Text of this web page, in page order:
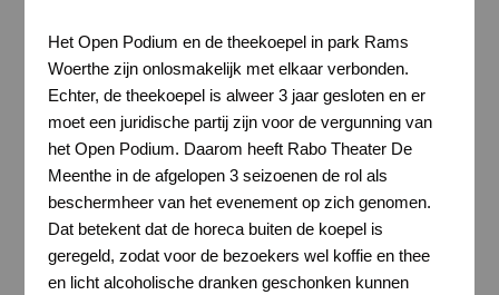
Het Open Podium en de theekoepel in park Rams
Woerthe zijn onlosmakelijk met elkaar verbonden.
Echter, de theekoepel is alweer 3 jaar gesloten en er
moet een juridische partij zijn voor de vergunning van
het Open Podium. Daarom heeft Rabo Theater De
Meenthe in de afgelopen 3 seizoenen de rol als
beschermheer van het evenement op zich genomen.
Dat betekent dat de horeca buiten de koepel is
geregeld, zodat voor de bezoekers wel koffie en thee
en licht alcoholische dranken geschonken kunnen